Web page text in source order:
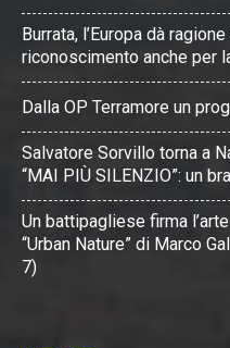
Burrata, l’Europa dà
riconoscimento anche per
Dalla OP Terramore un
Salvatore Sorvillo torna a
“MAI PIÙ SILENZIO”: un
Un battipagliese firma
“Urban Nature” di Marco
7)